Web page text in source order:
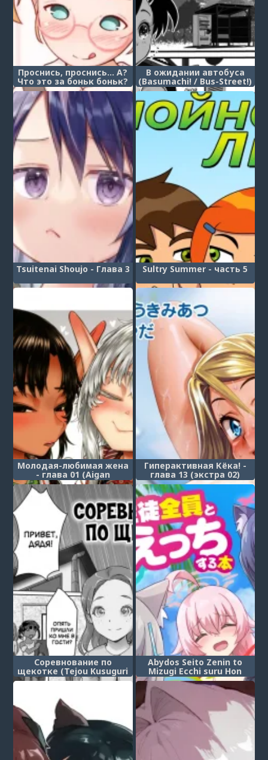
Проснись, проснись... А?
Что это за боньк боньк?
(Wakey wakey.. (〜^∇^)〜
umm? What's this boing
boing thingy?)
В ожидании автобуса
(Basumachi! / Bus-Street!)
Tsuitenai Shoujo - Глава 3 Sultry Summer - часть 5
Молодая-любимая жена
- глава 01 (Aigan
Osanazuma 01)
Гиперактивная Кёка! -
глава 13 (экстра 02)
(Energy Kyo-ka!!)
Соревнование по
щекотке (Tejou Kusuguri
Gaman Taiketsu! /
Endurance Showdown!)
Abydos Seito Zenin to
Mizugi Ecchi suru Hon